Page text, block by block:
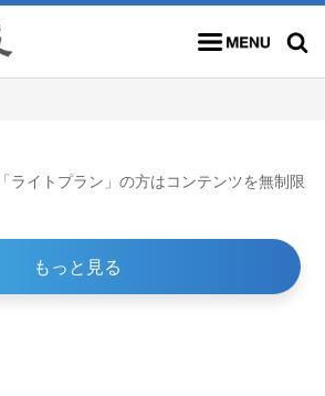
メニュー 検索
ライトプラン」の方はコンテンツを無制限
もっと見る